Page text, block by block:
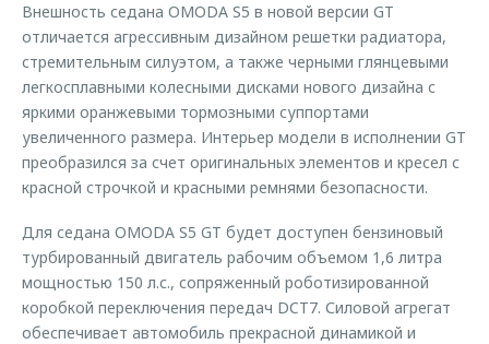
Запчасти
Внешность седана OMODA S5 в новой версии GT
отличается агрессивным дизайном решетки радиатора,
стремительным силуэтом, а также черными глянцевыми
легкосплавными колесными дисками нового дизайна с
яркими оранжевыми тормозными суппортами
увеличенного размера. Интерьер модели в исполнении GT
преобразился за счет оригинальных элементов и кресел с
красной строчкой и красными ремнями безопасности.
Для седана OMODA S5 GT будет доступен бензиновый
турбированный двигатель рабочим объемом 1,6 литра
мощностью 150 л.с., сопряженный роботизированной
коробкой переключения передач DCT7. Силовой агрегат
обеспечивает автомобиль прекрасной динамикой и